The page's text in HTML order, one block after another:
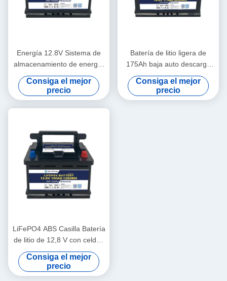
Energía 12.8V Sistema de
almacenamiento de energía
de batería -20~60 Rango de
temperatura de descarga
Consiga el mejor
precio
Batería de litio ligera de
175Ah baja auto descarga
3.5V Balanceador de células
Consiga el mejor
precio
LiFePO4 ABS Casilla Batería
de litio de 12,8 V con celdas
de equilibrio de voltaje de
3,5 V
Consiga el mejor
precio